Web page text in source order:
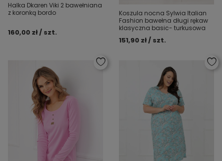
Halka Dkaren Viki 2 bawełniana
z koronką bordo
160,00 zł / szt.
Koszula nocna Sylwia Italian
Fashion bawełna długi rękaw
klasyczna basic- turkusowa
151,90 zł / szt.